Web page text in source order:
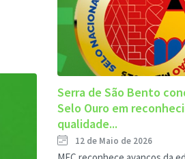
Serra de São Bento
Selo Ouro em
qualidade...
12 de Maio de 2026